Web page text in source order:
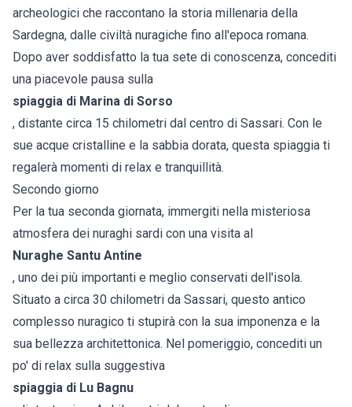
archeologici che raccontano la storia millenaria della
Sardegna, dalle civiltà nuragiche fino all'epoca romana.
Dopo aver soddisfatto la tua sete di conoscenza, concediti
una piacevole pausa sulla
spiaggia di Marina di Sorso
, distante circa 15 chilometri dal centro di Sassari. Con le
sue acque cristalline e la sabbia dorata, questa spiaggia ti
regalerà momenti di relax e tranquillità.
Secondo giorno
Per la tua seconda giornata, immergiti nella misteriosa
atmosfera dei nuraghi sardi con una visita al
Nuraghe Santu Antine
, uno dei più importanti e meglio conservati dell'isola.
Situato a circa 30 chilometri da Sassari, questo antico
complesso nuragico ti stupirà con la sua imponenza e la
sua bellezza architettonica. Nel pomeriggio, concediti un
po' di relax sulla suggestiva
spiaggia di Lu Bagnu